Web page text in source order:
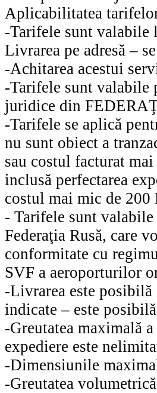
Aplicabilitatea
-Tarifele sunt valabile
Livrarea pe adresă –
-Achitarea acestui
-Tarifele sunt valabile
juridice din
-Tarifele se aplică
nu sunt obiect a
sau costul facturat
inclusă perfectarea
costul mai mic de
- Tarifele sunt
Federaţia Rusă, care
conformitate cu
SVF a aeroporturilor
-Livrarea este
indicate – este
-Greutatea maximală
expediere este
-Dimensiunile
-Greutatea